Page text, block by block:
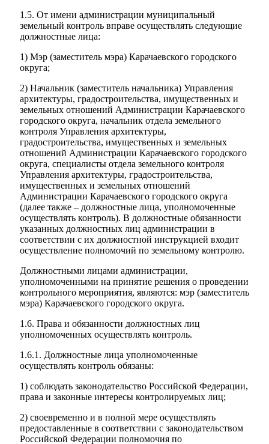
1.5. От имени администрации муниципальный
земельный контроль вправе осуществлять следующие
должностные лица:
1) Мэр (заместитель мэра) Карачаевского городского
округа;
2) Начальник (заместитель начальника) Управления
архитектуры, градостроительства, имущественных и
земельных отношений Администрации Карачаевского
городского округа, начальник отдела земельного
контроля Управления архитектуры,
градостроительства, имущественных и земельных
отношений Администрации Карачаевского городского
округа, специалисты отдела земельного контроля
Управления архитектуры, градостроительства,
имущественных и земельных отношений
Администрации Карачаевского городского округа
(далее также – должностные лица, уполномоченные
осуществлять контроль). В должностные обязанности
указанных должностных лиц администрации в
соответствии с их должностной инструкцией входит
осуществление полномочий по земельному контролю.
Должностными лицами администрации,
уполномоченными на принятие решения о проведении
контрольного мероприятия, являются: мэр (заместитель
мэра) Карачаевского городского округа.
1.6. Права и обязанности должностных лиц
уполномоченных осуществлять контроль.
1.6.1. Должностные лица уполномоченные
осуществлять контроль обязаны:
1) соблюдать законодательство Российской Федерации,
права и законные интересы контролируемых лиц;
2) своевременно и в полной мере осуществлять
предоставленные в соответствии с законодательством
Российской Федерации полномочия по